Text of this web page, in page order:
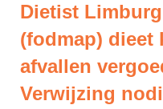
Dietist
(fodmap) dieet
afvallen
Verwijzing